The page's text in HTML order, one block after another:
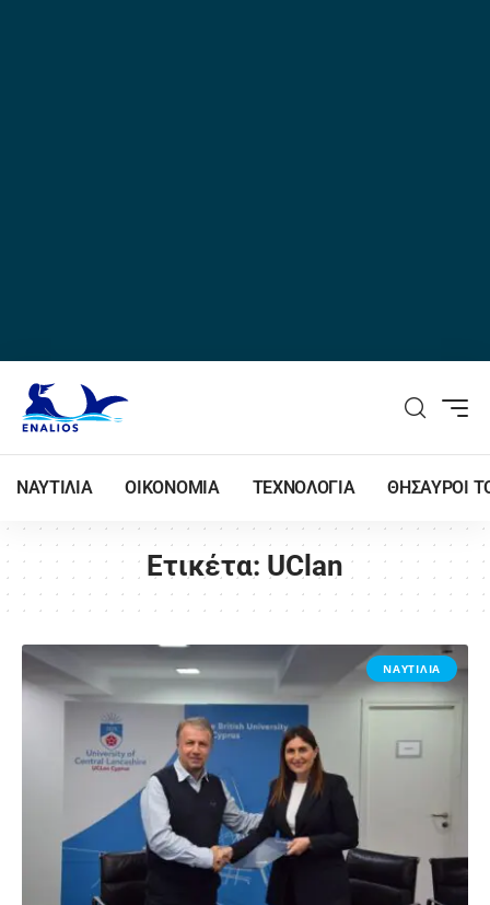
ΝΑΥΤΙΛΙΑ ΟΙΚΟΝΟΜΙΑ ΤΕΧΝΟΛΟΓΙΑ ΘΗΣΑΥΡΟΙ
Ετικέτα: UClan
ΝΑΥΤΙΛΙΑ